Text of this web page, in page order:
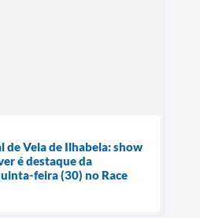
de Vela de Ilhabela: show
é destaque da
feira (30) no Race